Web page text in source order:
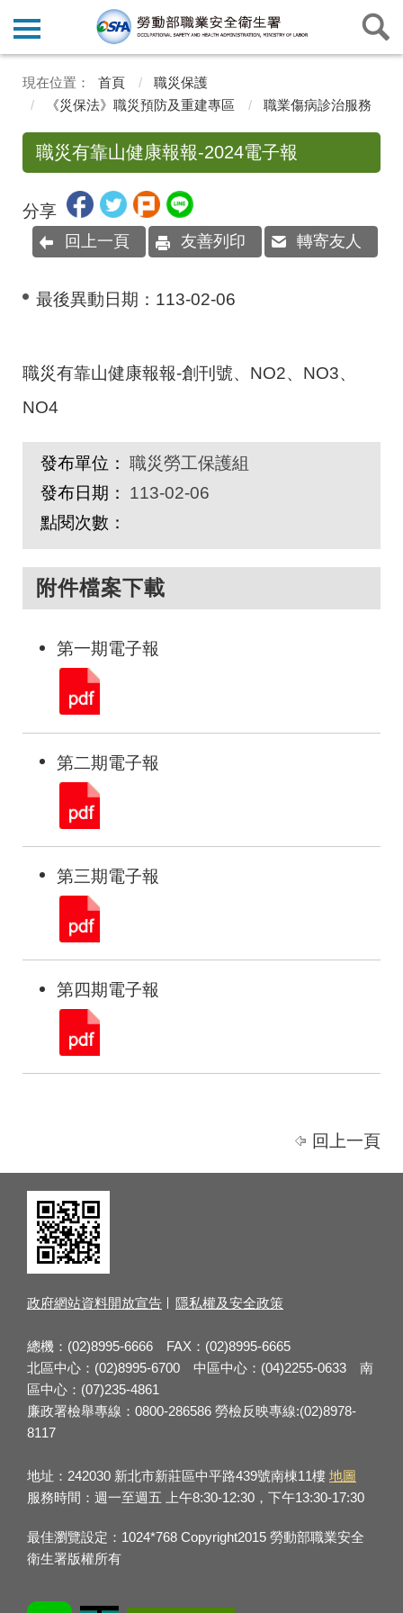
首頁
職災保護
《災保法》職災預防及重建專區
職業傷病診治服務
職災有靠山健康報報-2024電子報
分享
回上一頁 友善列印 轉寄友人
最後異動日期： 113-02-06
職災有靠山健康報報-創刊號、NO2、NO3、
NO4
發布單位： 職災勞工保護組
發布日期：
113-02-06
點閱次數：
附件檔案下載
第一期電子報
第二期電子報
第三期電子報
第四期電子報
回上一頁
政府網站資料開放宣告 隱私權及安全政策
總機：(02)8995-6666 FAX：(02)8995-6665
北區中心：(02)8995-6700 中區中心：(04)2255-0633 南
區中心：(07)235-4861
廉政署檢舉專線：0800-286586 勞檢反映專線:(02)8978-
8117
地址：242030 新北市新莊區中平路439號南棟11樓 地圖
服務時間：週一至週五 上午8:30-12:30，下午13:30-17:30
最佳瀏覽設定：1024*768 Copyright2015 勞動部職業安全
衛生署版權所有